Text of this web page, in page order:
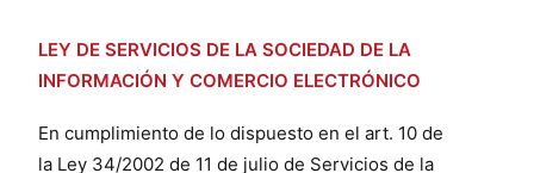
LEY DE SERVICIOS DE LA SOCIEDAD DE LA
INFORMACIÓN Y COMERCIO ELECTRÓNICO
En cumplimiento de lo dispuesto en el art. 10 de
la Ley 34/2002 de 11 de julio de Servicios de la